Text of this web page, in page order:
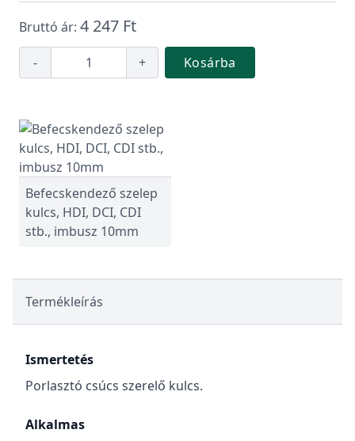
Bruttó ár: 4 247 Ft
- + Kosárba
Befecskendező szelep
kulcs, HDI, DCI, CDI
stb., imbusz 10mm
Termékleírás
Ismertetés
Porlasztó csúcs szerelő kulcs.
Alkalmas